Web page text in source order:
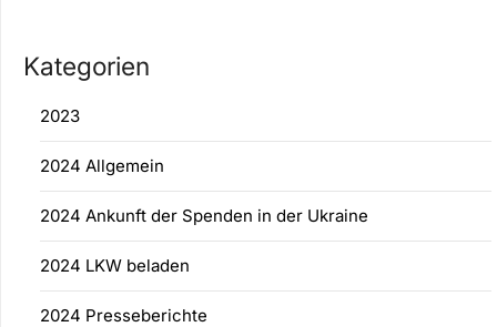
Kategorien
2023
2024 Allgemein
2024 Ankunft der Spenden in der Ukraine
2024 LKW beladen
2024 Presseberichte